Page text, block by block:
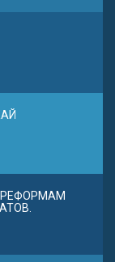
РЕФОРМАМ